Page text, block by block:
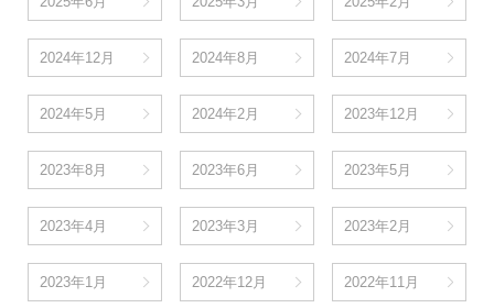
2024年12月 2024年8月 2024年7月
2024年5月 2024年2月 2023年12月
2023年8月 2023年6月 2023年5月
2023年4月 2023年3月 2023年2月
2023年1月 2022年12月 2022年11月